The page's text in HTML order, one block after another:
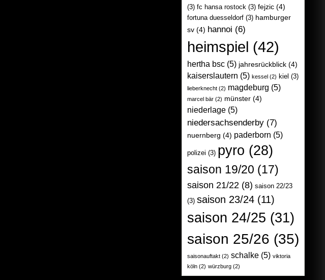
(3) fc hansa rostock(3) fejzic(4)
fortuna duesseldorf(3) hamburger
sv(4) hannoi (6)
heimspiel (42)
hertha bsc(5) jahresrückblick(4)
kaiserslautern (5) kessel (2) kiel (3)
lieberknecht(2) magdeburg (5)
marcel bär(2) münster(4)
niederlage(5)
niedersachsenderby(7)
nuernberg (4) paderborn (5)
polizei (3) pyro (28)
saison 19/20 (17)
saison 21/22(8) saison 22/23
(3) saison 23/24(11)
saison 24/25 (31)
saison 25/26 (35)
saisonauftakt(2) schalke(5) viktoria
köln(2) würzburg(2)